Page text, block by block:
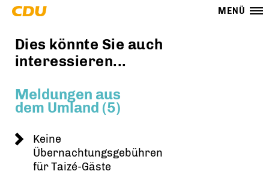
MENÜ
Dies könnte Sie auch
interessieren...
Meldungen aus
dem Umland (5)
Keine
Übernachtungsgebühren
für Taizé-Gäste